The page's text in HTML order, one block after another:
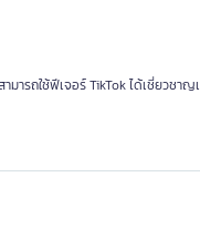
ารถใช้ฟีเจอร์ TikTok ได้เชี่ยวชา